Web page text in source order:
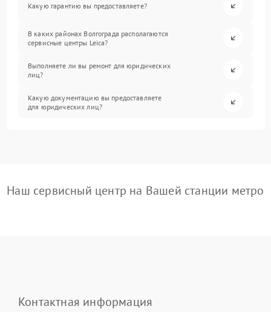
Какую гарантию вы предоставляете?
В каких районах Волгограда располагаются
сервисные центры Leica?
Выполняете ли вы ремонт для юридических
лиц?
Какую документацию вы предоставляете
для юридических лиц?
Наш сервисный центр на Вашей станции метро
Контактная информация